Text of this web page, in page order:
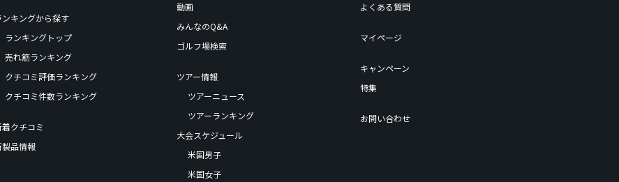
ンキングから探す
ランキングトップ
売れ筋ランキング
クチコミ評価ランキング
クチコミ件数ランキング
クチコミ
製品情報
動画
みんなのQ&A
ゴルフ場検索
ツアー情報
ツアーニュース
ツアーランキング
大会スケジュール
米国男子
米国女子
よくある質問
マイページ
キャンペーン
特集
お問い合わせ